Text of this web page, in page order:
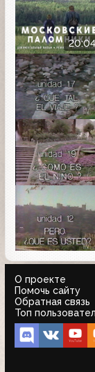
20:04
О проекте
Помочь сайту
Обратная связь
Топ